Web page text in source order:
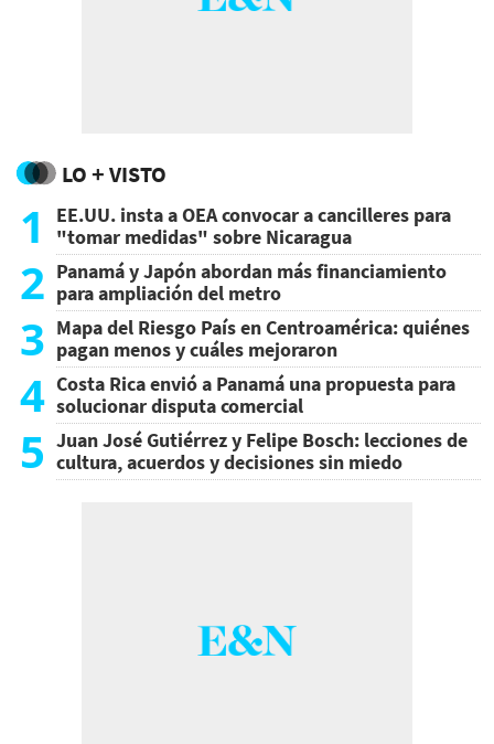
LO + VISTO
1
EE.UU. insta a OEA convocar a cancilleres para
"tomar medidas" sobre Nicaragua
2 Panamá y Japón abordan más financiamiento
para ampliación del metro
3 Mapa del Riesgo País en Centroamérica: quiénes
pagan menos y cuáles mejoraron
4 Costa Rica envió a Panamá una propuesta para
solucionar disputa comercial
5 Juan José Gutiérrez y Felipe Bosch: lecciones de
cultura, acuerdos y decisiones sin miedo